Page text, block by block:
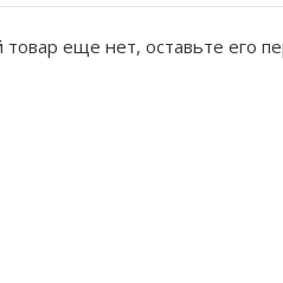
еще нет, оставьте его